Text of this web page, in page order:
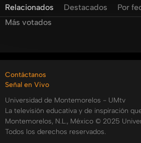
estudiado podían converger en un
todo esto mente fundó Zargun
#SoyEmprendum
#Podcast #Live
#FacebookLive #Entrepreneur
Relacionados Destacados Por
Más votados
Contáctanos
Señal en Vivo
Universidad de Montemorelos - UMtv
La televisión educativa y de inspiración
Montemorelos, N.L., México © 2025
Todos los derechos reservados.